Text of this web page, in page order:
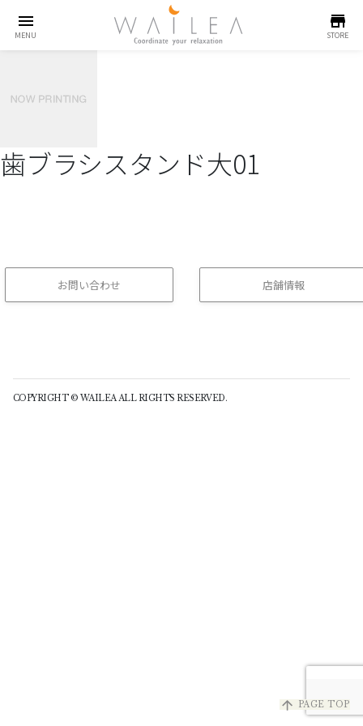
menu
MENU
store
STORE
歯ブラシスタンド大01
お問い合わせ 店舗情報
arrow_upward PAGE TOP
COPYRIGHT © WAILEA ALL RIGHTS RESERVED.